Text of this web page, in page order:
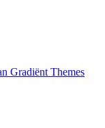
Gradiënt Themes